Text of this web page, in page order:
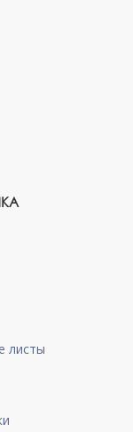
листы